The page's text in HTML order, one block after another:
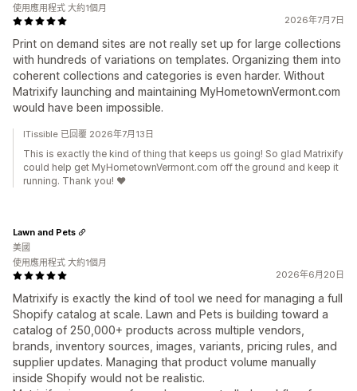
2026年7月7日
Print on demand sites are not really set up for large collections
with hundreds of variations on templates. Organizing them into
coherent collections and categories is even harder. Without
Matrixify launching and maintaining MyHometownVermont.com
would have been impossible.
使用應用程式 大約1個月
ITissible 已回覆 2026年7月13日
This is exactly the kind of thing that keeps us going! So glad Matrixify
could help get MyHometownVermont.com off the ground and keep it
running. Thank you! ❤️
2026年6月20日
Matrixify is exactly the kind of tool we need for managing a full
Shopify catalog at scale. Lawn and Pets is building toward a
catalog of 250,000+ products across multiple vendors,
brands, inventory sources, images, variants, pricing rules, and
supplier updates. Managing that product volume manually
inside Shopify would not be realistic.
Lawn and Pets
美國
使用應用程式 大約1個月